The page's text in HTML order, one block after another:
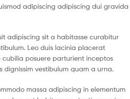
adipiscing adipiscing dui gravida
adipiscing sit a habitasse curabitur
Leo duis lacinia placerat
posuere parturient inceptos
dignissim vestibulum quam a urna.
massa adipiscing in elementum